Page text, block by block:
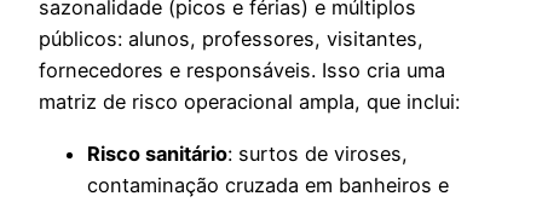
sazonalidade (picos e férias) e múltiplos
públicos: alunos, professores, visitantes,
fornecedores e responsáveis. Isso cria uma
matriz de risco operacional ampla, que inclui:
Risco sanitário: surtos de viroses,
contaminação cruzada em banheiros e